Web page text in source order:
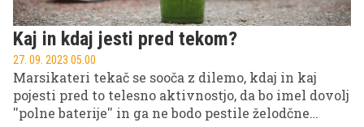
Kaj in kdaj jesti pred tekom?
27. 09. 2023 05.00
Marsikateri tekač se sooča z dilemo, kdaj in kaj
pojesti pred to telesno aktivnostjo, da bo imel dovolj
''polne baterije'' in ga ne bodo pestile želodčne